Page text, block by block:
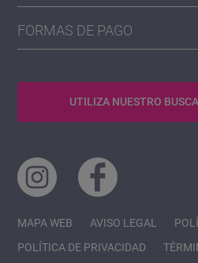
FORMAS DE PAGO
UTILIZA NUESTRO
MAPA WEB AVISO LEGAL
POLÍTICA DE PRIVACIDAD